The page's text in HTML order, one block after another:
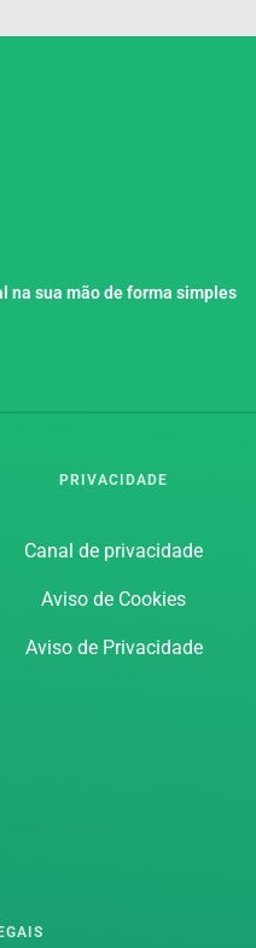
na sua mão de forma simples
PRIVACIDADE
Canal de privacidade
Aviso de Cookies
Aviso de Privacidade